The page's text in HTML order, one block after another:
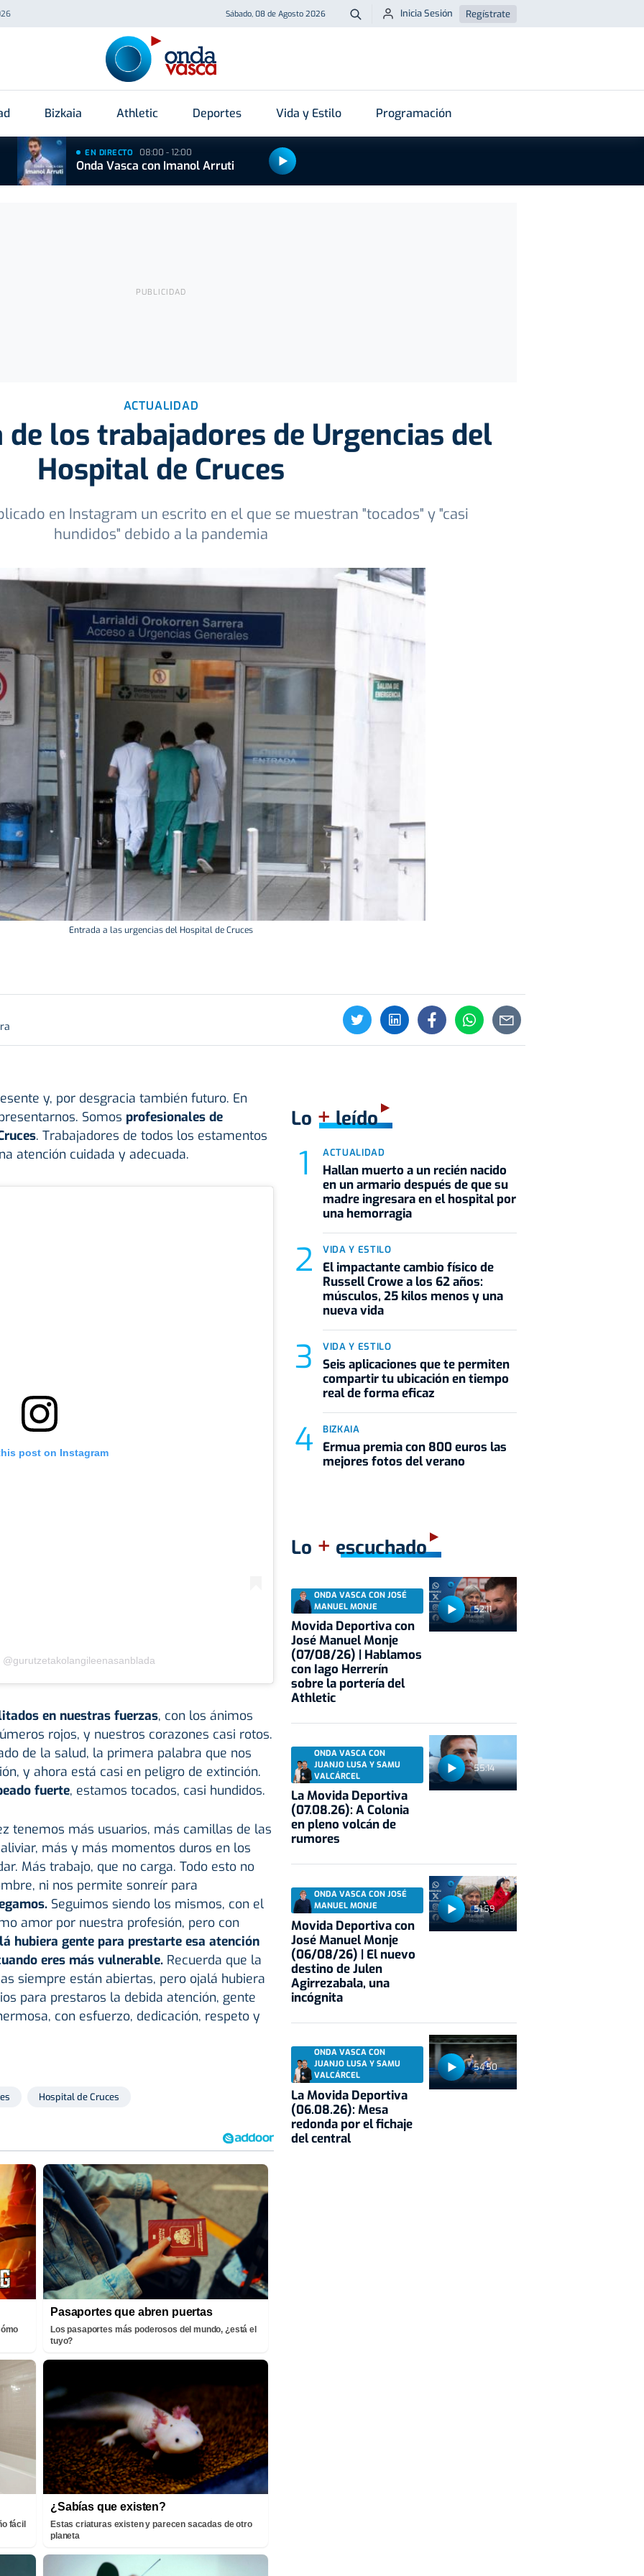
Sábado, 08 de Agosto 2026 Buscar
Inicia Sesión Regístrate
Bizkaia Athletic Deportes Vida y Estilo Programación
EN DIRECTO 08:00 - 12:00
Onda Vasca con Imanol Arruti
ACTUALIDAD
los trabajadores de Urgencias del
Hospital de Cruces
en Instagram un escrito en el que se muestran "tocados" y "casi
hundidos" debido a la pandemia
Entrada a las urgencias del Hospital de Cruces
y, por desgracia también futuro. En
Somos profesionales de
. Trabajadores de todos los estamentos
atención cuidada y adecuada.
post on Instagram
en nuestras fuerzas, con los ánimos
rojos, y nuestros corazones casi rotos.
de la salud, la primera palabra que nos
y ahora está casi en peligro de extinción.
fuerte, estamos tocados, casi hundidos.
tenemos más usuarios, más camillas de las
más y más momentos duros en los
Más trabajo, que no carga. Todo esto no
ni nos permite sonreír para
Seguimos siendo los mismos, con el
amor por nuestra profesión, pero con
hubiera gente para prestarte esa atención
eres más vulnerable.Recuerda que la
siempre están abiertas, pero ojalá hubiera
para prestaros la debida atención, gente
con esfuerzo, dedicación, respeto y
Hospital de Cruces
Pasaportes que abren puertas
Los pasaportes más poderosos del mundo, ¿está el
tuyo?
fácil
¿Sabías que existen?
Estas criaturas existen y parecen sacadas de otro
planeta
Lo +leído
ACTUALIDAD
Hallan muerto a un recién nacido
en un armario después de que su
madre ingresara en el hospital por
una hemorragia
VIDA Y ESTILO
El impactante cambio físico de
Russell Crowe a los 62 años:
músculos, 25 kilos menos y una
nueva vida
VIDA Y ESTILO
Seis aplicaciones que te permiten
compartir tu ubicación en tiempo
real de forma eficaz
BIZKAIA
Ermua premia con 800 euros las
mejores fotos del verano
Lo + escuchado
52:11
ONDA VASCA CON JOSÉ
MANUEL MONJE
Movida Deportiva con
José Manuel Monje
(07/08/26) | Hablamos
con Iago Herrerín
sobre la portería del
Athletic
55:14
ONDA VASCA CON
JUANJO LUSA Y SAMU
VALCÁRCEL
La Movida Deportiva
(07.08.26): A Colonia
en pleno volcán de
rumores
51:59
ONDA VASCA CON JOSÉ
MANUEL MONJE
Movida Deportiva con
José Manuel Monje
(06/08/26) | El nuevo
destino de Julen
Agirrezabala, una
incógnita
54:50
ONDA VASCA CON
JUANJO LUSA Y SAMU
VALCÁRCEL
La Movida Deportiva
(06.08.26): Mesa
redonda por el fichaje
del central